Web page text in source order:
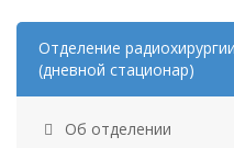
Отделение
(дневной стационар)
Об отделении